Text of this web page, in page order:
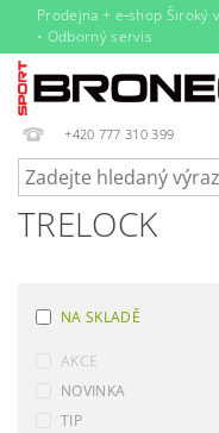
Prodejna + e‑shop Široký
• Odborný servis
+420 777 310 399
TRELOCK
NA SKLADĚ
AKCE
NOVINKA
TIP